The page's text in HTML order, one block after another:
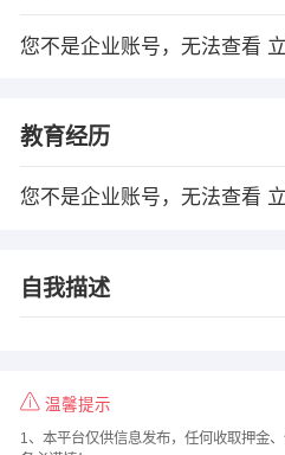
您不是企业账号，无法查看
教育经历
您不是企业账号，无法查看
自我描述
温馨提示
1、本平台仅供信息发布，任何收取押金